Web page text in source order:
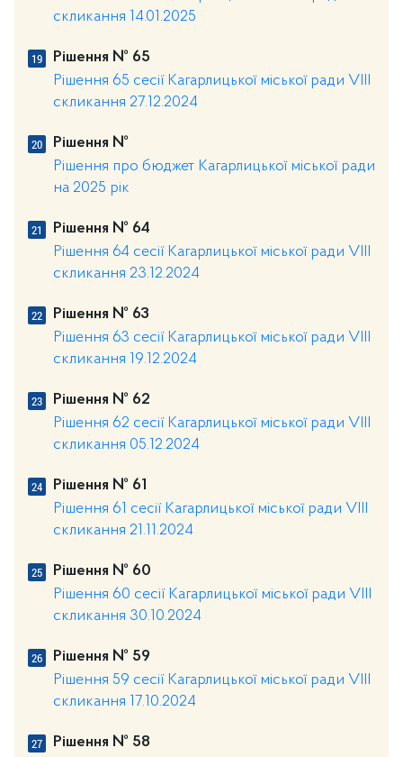
скликання 14.01.2025
Рішення № 65
Рішення 65 сесії Кагарлицької міської ради VІІІ
скликання 27.12.2024
Рішення №
Рішення про бюджет Кагарлицької міської ради
на 2025 рік
Рішення № 64
Рішення 64 сесії Кагарлицької міської ради VIII
скликання 23.12.2024
Рішення № 63
Рішення 63 сесії Кагарлицької міської ради VIII
скликання 19.12.2024
Рішення № 62
Рішення 62 сесії Кагарлицької міської ради VIII
скликання 05.12.2024
Рішення № 61
Рішення 61 сесії Кагарлицької міської ради VIII
скликання 21.11.2024
Рішення № 60
Рішення 60 сесії Кагарлицької міської ради VIII
скликання 30.10.2024
Рішення № 59
Рішення 59 сесії Кагарлицької міської ради VIII
скликання 17.10.2024
Рішення № 58